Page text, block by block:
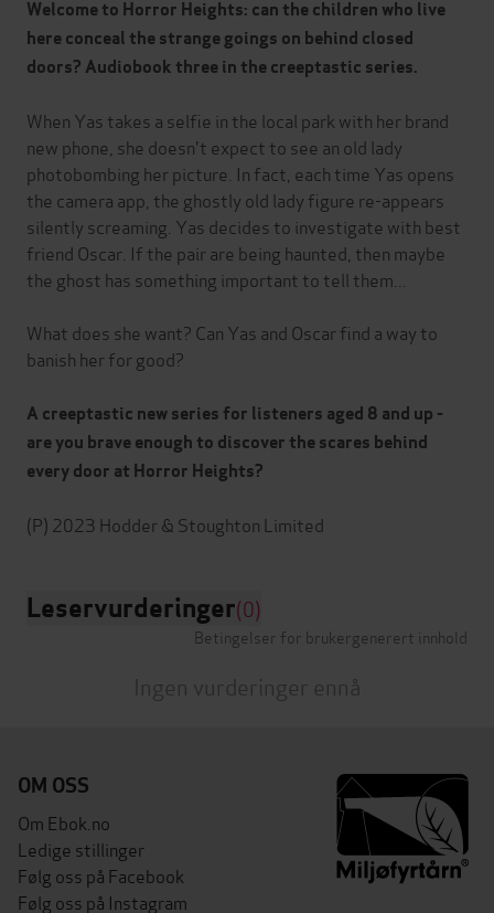
Welcome to Horror Heights: can the children who live
here conceal the strange goings on behind closed
doors? Audiobook three in the creeptastic series.
When Yas takes a selfie in the local park with her brand
new phone, she doesn't expect to see an old lady
photobombing her picture. In fact, each time Yas opens
the camera app, the ghostly old lady figure re-appears
silently screaming. Yas decides to investigate with best
friend Oscar. If the pair are being haunted, then maybe
the ghost has something important to tell them...
What does she want? Can Yas and Oscar find a way to
banish her for good?
A creeptastic new series for listeners aged 8 and up -
are you brave enough to discover the scares behind
every door at Horror Heights?
Leservurderinger(0)
Betingelser for brukergenerert innhold
Ingen vurderinger ennå
OM OSS
Om Ebok.no
Ledige stillinger
Følg oss på Facebook
Følg oss på Instagram